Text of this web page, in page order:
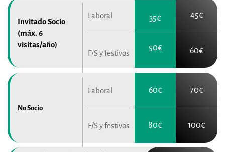
Invitado Socio
(máx. 6
visitas/año)
Laboral
F/S y festivos
35€
50€
45€
60€
No Socio
Laboral
F/S y festivos
60€
80€
70€
100€